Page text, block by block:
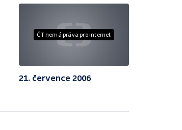
ČT nemá práva pro internet
21. července 2006